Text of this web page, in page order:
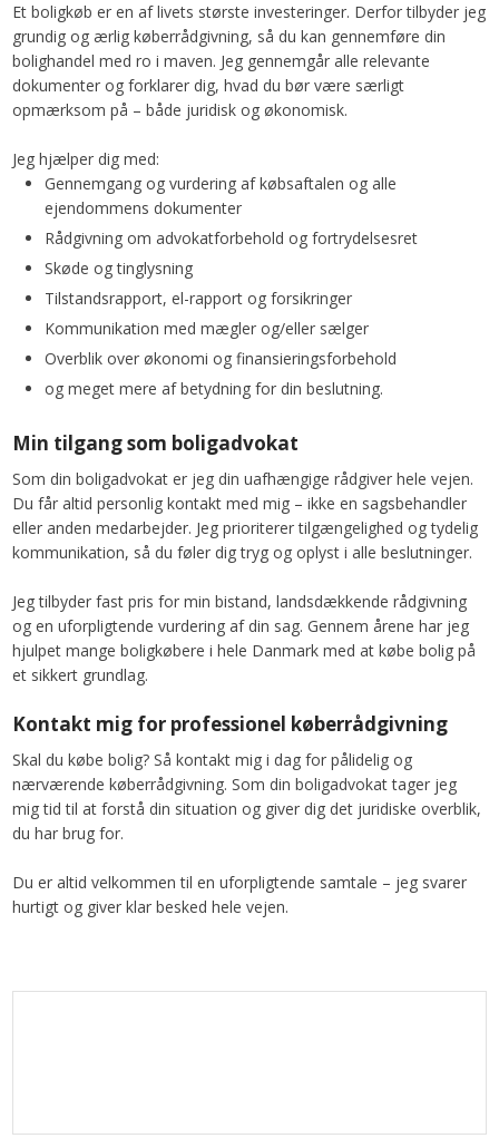
Et boligkøb er en af livets største investeringer. Derfor tilbyder jeg
grundig og ærlig køberrådgivning, så du kan gennemføre din
bolighandel med ro i maven. Jeg gennemgår alle relevante
dokumenter og forklarer dig, hvad du bør være særligt
opmærksom på – både juridisk og økonomisk.
Jeg hjælper dig med:
Gennemgang og vurdering af købsaftalen og alle
ejendommens dokumenter
Rådgivning om advokatforbehold og fortrydelsesret
Skøde og tinglysning
Tilstandsrapport, el-rapport og forsikringer
Kommunikation med mægler og/eller sælger
Overblik over økonomi og finansieringsforbehold
og meget mere af betydning for din beslutning.
Min tilgang som boligadvokat
Som din boligadvokat er jeg din uafhængige rådgiver hele vejen.
Du får altid personlig kontakt med mig – ikke en sagsbehandler
eller anden medarbejder. Jeg prioriterer tilgængelighed og tydelig
kommunikation, så du føler dig tryg og oplyst i alle beslutninger.
Jeg tilbyder fast pris for min bistand, landsdækkende rådgivning
og en uforpligtende vurdering af din sag. Gennem årene har jeg
hjulpet mange boligkøbere i hele Danmark med at købe bolig på
et sikkert grundlag.
Kontakt mig for professionel køberrådgivning
Skal du købe bolig? Så kontakt mig i dag for pålidelig og
nærværende køberrådgivning. Som din boligadvokat tager jeg
mig tid til at forstå din situation og giver dig det juridiske overblik,
du har brug for.
Du er altid velkommen til en uforpligtende samtale – jeg svarer
hurtigt og giver klar besked hele vejen.